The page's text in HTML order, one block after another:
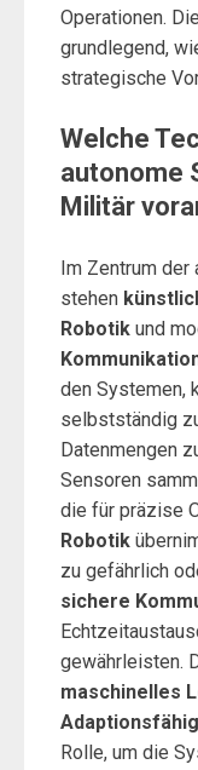
Operationen.
grundlegend,
strategische
Welche
autonome
Militär
Im Zentrum der
stehen
Robotik und
den Systemen,
selbstständig
Datenmengen
Sensoren
die für präzise
Robotik
zu gefährlich
sichere
gewährleisten.
maschinelles
Rolle, um die